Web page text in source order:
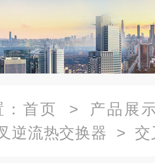
首页 > 产品展
逆流热交换器 > 交